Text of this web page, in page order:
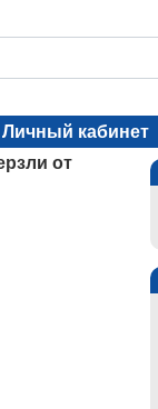
Личный кабинет
от